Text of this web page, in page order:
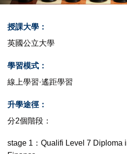
授課大學：
英國公立大學
學習模式：
線上學習·遙距學習
升學途徑：
分2個階段：
stage 1：Qualifi Level 7 Diploma